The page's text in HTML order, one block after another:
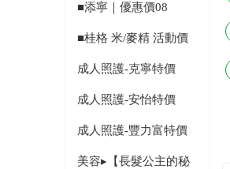
■添寧｜優惠價08
■桂格 米/麥精 活動價
成人照護-克寧特價
成人照護-安怡特價
成人照護-豐力富特價
美容▸【長髮公主的秘